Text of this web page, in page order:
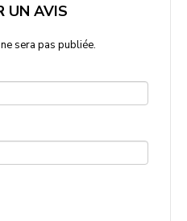
UN AVIS
sera pas publiée.